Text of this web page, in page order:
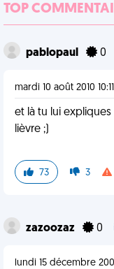
TOP
pablopaul 0
mardi 10 août 2010 10:11
et là tu lui
lièvre ;)
73 3
zazoozaz 0
lundi 15 décembre